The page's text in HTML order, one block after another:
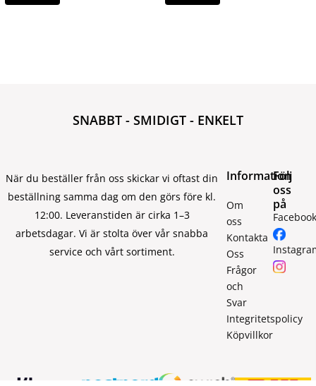
SNABBT - SMIDIGT - ENKELT
När du beställer från oss skickar vi oftast din
beställning samma dag om den görs före kl.
12:00. Leveranstiden är cirka 1–3
arbetsdagar. Vi är stolta över vår snabba
service och vårt sortiment.
Information
Om
oss
Kontakta
Oss
Frågor
och
Svar
Integritetspolicy
Köpvillkor
Följ
oss
på